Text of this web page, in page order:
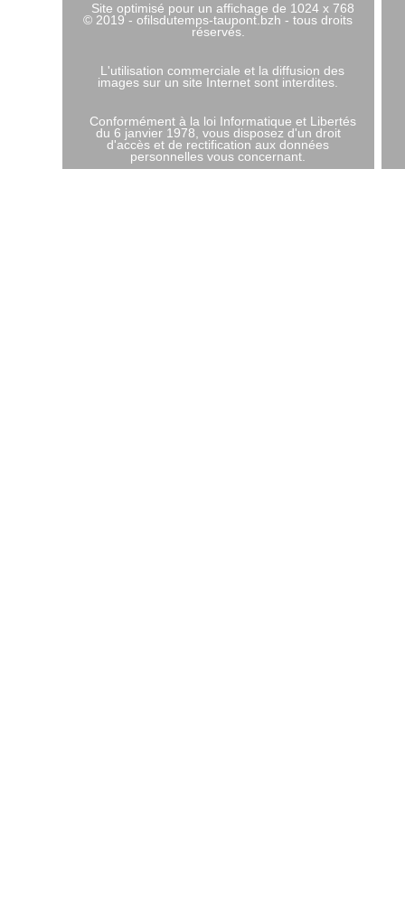
Site optimisé pour un affichage de 1024 x 768
© 2019 - ofilsdutemps-taupont.bzh - tous droits
réservés.
L'utilisation commerciale et la diffusion des
images sur un site Internet sont interdites.
Conformément à la loi Informatique et Libertés
du 6 janvier 1978, vous disposez d'un droit
d'accès et de rectification aux données
personnelles vous concernant.